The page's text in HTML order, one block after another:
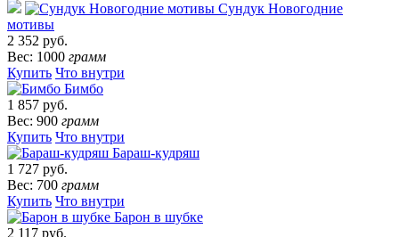
Сундук Новогодние
мотивы
2 352 руб.
Вес: 1000 грамм
Купить Что внутри
Бимбо
1 857 руб.
Вес: 900 грамм
Купить Что внутри
Бараш-кудряш
1 727 руб.
Вес: 700 грамм
Купить Что внутри
Барон в шубке
2 117 руб.